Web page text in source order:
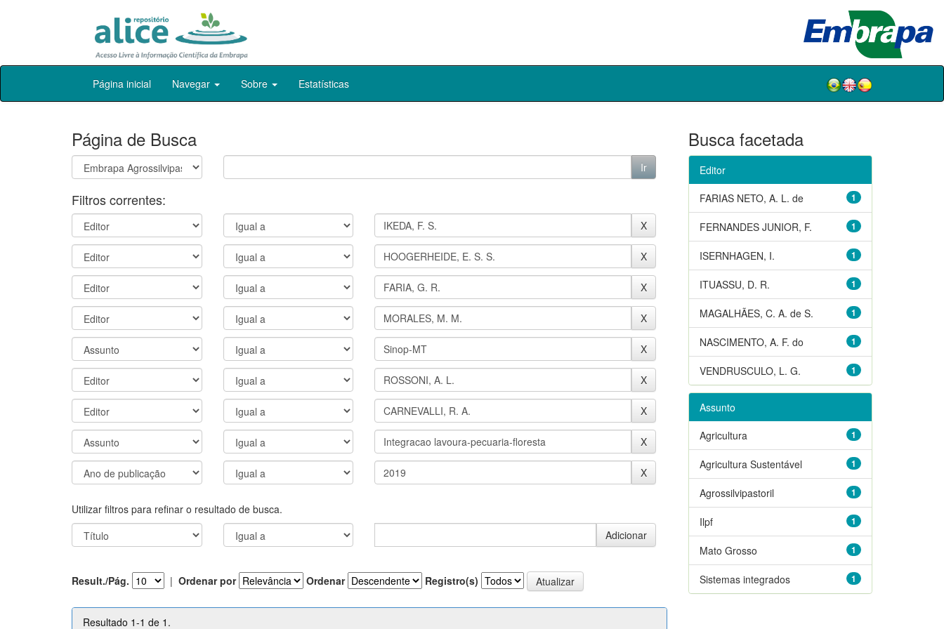
Skip
Página inicial Navegar Sobre Estatísticas
Página de Busca
Filtros correntes:
Utilizar filtros para refinar o resultado de busca.
Result./Pág. | Ordenar por Ordenar Registro(s)
Resultado 1-1 de 1.
Busca facetada
Editor
1
FARIAS NETO, A. L. de
1
FERNANDES JUNIOR, F.
1
ISERNHAGEN, I.
1
ITUASSU, D. R.
1
MAGALHÃES, C. A. de S.
1
NASCIMENTO, A. F. do
1
VENDRUSCULO, L. G.
Assunto
1
Agricultura
1
Agricultura Sustentável
1
Agrossilvipastoril
1
Ilpf
1
Mato Grosso
1
Sistemas integrados